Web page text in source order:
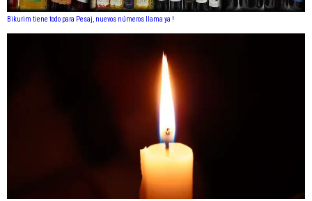
Bikurim tiene todo para Pesaj, nuevos números llama ya !